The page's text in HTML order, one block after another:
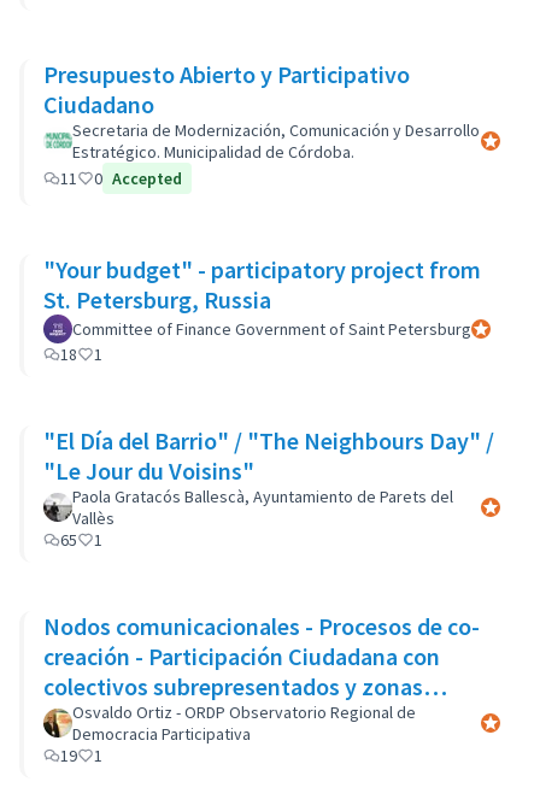
Presupuesto Abierto y Participativo
Ciudadano
Secretaria de Modernización, Comunicación y Desarrollo
Estratégico. Municipalidad de Córdoba.
11
0 Accepted
"Your budget" - participatory project from
St. Petersburg, Russia
Committee of Finance Government of Saint Petersburg
18
1
"El Día del Barrio" / "The Neighbours Day" /
"Le Jour du Voisins"
Paola Gratacós Ballescà, Ayuntamiento de Parets del
Vallès
65
1
Nodos comunicacionales - Procesos de co-
creación - Participación Ciudadana con
colectivos subrepresentados y zonas
marginales
Osvaldo Ortiz - ORDP Observatorio Regional de
Democracia Participativa
19
1